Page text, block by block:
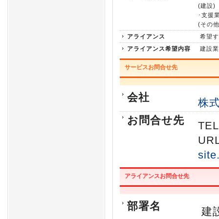
(建設)
･支援
(その
アライアンス
希望
アライアンス希望内容
建設
サービスお問合せ先
会社
株
お問合せ先
アライアンスお問合せ先
部署名
建